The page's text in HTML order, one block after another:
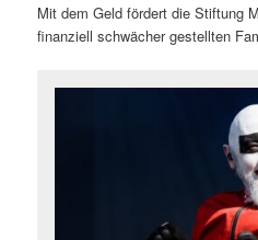
Mit dem Geld fördert die Stiftung
finanziell schwächer gestellten